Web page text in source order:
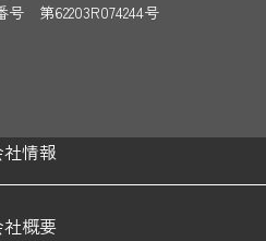
第62203R074244号
情報
概要